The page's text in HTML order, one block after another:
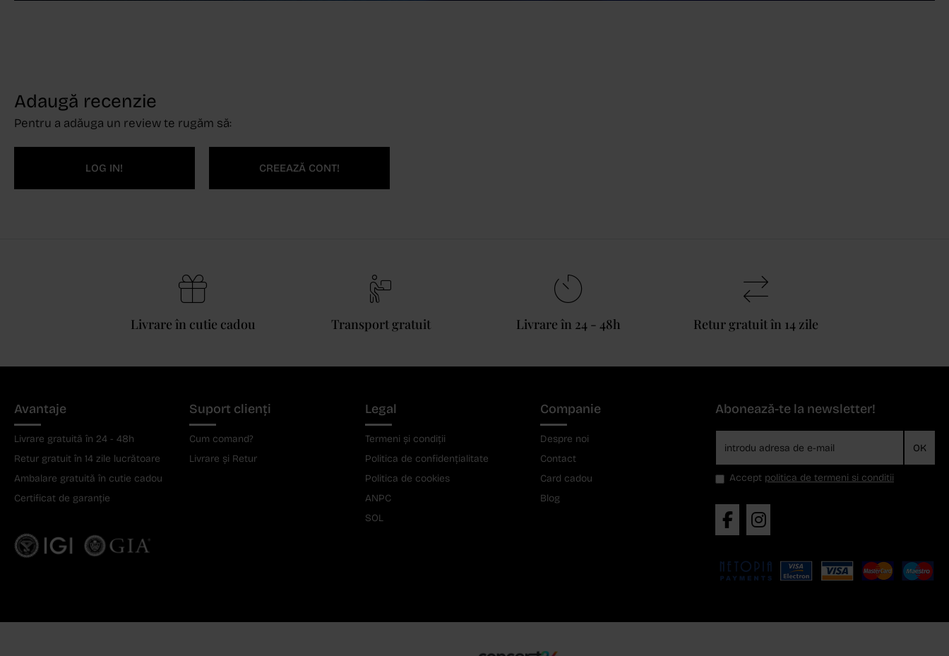
Adaugă recenzie
Pentru a adăuga un review te rugăm să:
LOG IN! CREEAZĂ CONT!
Livrare în cutie cadou Transport gratuit Livrare în 24 - 48h Retur gratuit în 14 zile
Avantaje
Livrare gratuită în 24 - 48h
Retur gratuit în 14 zile lucrătoare
Ambalare gratuită în cutie cadou
Certificat de garanție
Suport clienți
Cum comand?
Livrare și Retur
Legal
Termeni și condiții
Politica de confidențialitate
Politica de cookies
ANPC
SOL
Companie
Despre noi
Contact
Card cadou
Blog
Abonează-te la newsletter!
OK
Accept politica de termeni si conditii